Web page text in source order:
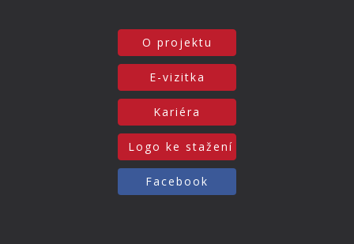
O projektu
E-vizitka
Kariéra
Logo ke stažení
Facebook